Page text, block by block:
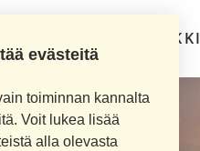
evästeitä
toiminnan kannalta
Voit lukea lisää
alla olevasta
UUSI APTEEKKI